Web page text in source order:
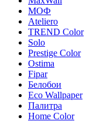
МОФ
Ateliero
TREND Color
Solo
Prestige Color
Ostima
Fipar
Белобои
Eco Wallpaper
Палитра
Home Color